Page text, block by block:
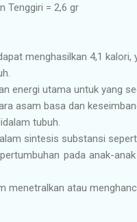
Tenggiri = 2,6 gr
menghasilkan 4,1 kalori,
energi utama untuk yang
asam basa dan
tubuh.
sintesis substansi
pada anak-
menetralkan atau